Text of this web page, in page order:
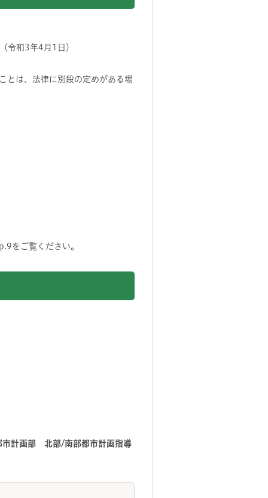
令和3年4月1日）
とは、法律に別段の定めがある場
をご覧ください。
計画部 北部/南部都市計画指導